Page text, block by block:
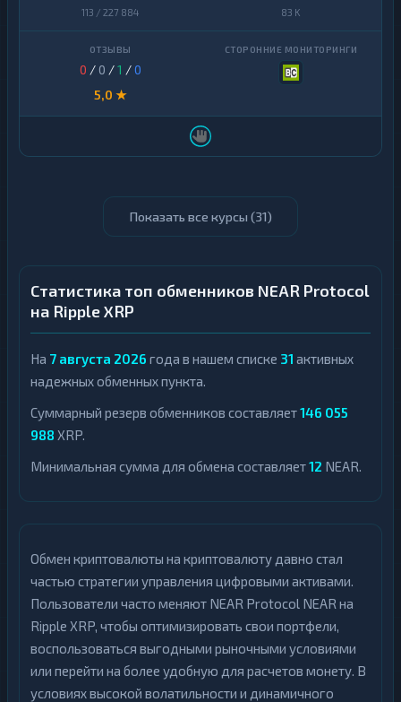
113 / 227 884 83 K
0 / 0 /1 /0
5,0 ★
Показать все курсы (31)
Статистика топ обменников NEAR Protocol
на Ripple XRP
На 7 августа 2026 года в нашем списке 31 активных
надежных обменных пункта.
Суммарный резерв обменников составляет146 055
988 XRP.
Минимальная сумма для обмена составляет12 NEAR.
Обмен криптовалюты на криптовалюту давно стал
частью стратегии управления цифровыми активами.
Пользователи часто меняют NEAR Protocol NEAR на
Ripple XRP, чтобы оптимизировать свои портфели,
воспользоваться выгодными рыночными условиями
или перейти на более удобную для расчетов монету. В
условиях высокой волатильности и динамичного